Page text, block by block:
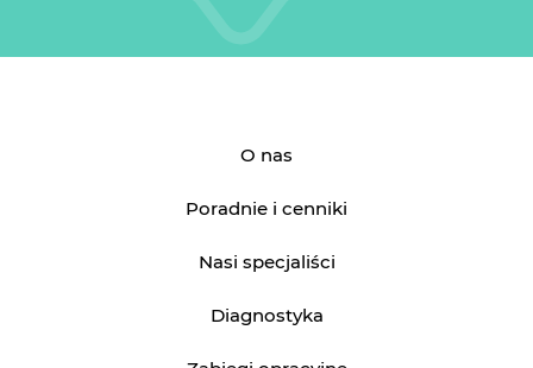
O nas
Poradnie i cenniki
Nasi specjaliści
Diagnostyka